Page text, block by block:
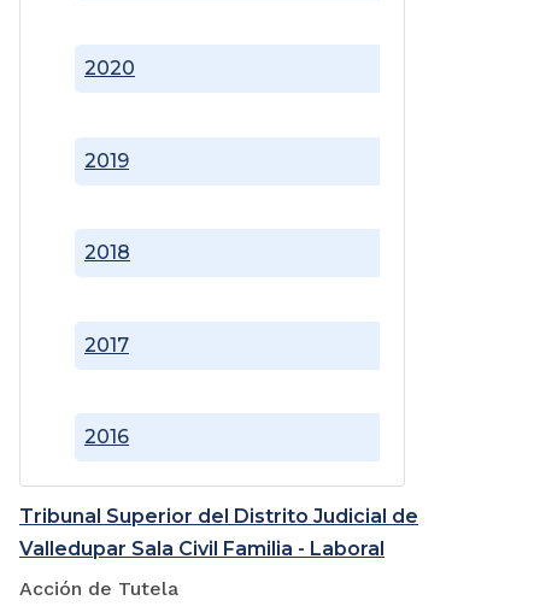
2016
2017
2018
2019
2020
Tribunal Superior del Distrito Judicial de
Valledupar Sala Civil Familia - Laboral
Acción de Tutela